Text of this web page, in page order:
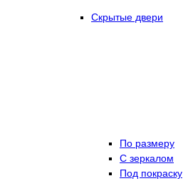
Скрытые двери
По размеру
C зеркалом
Под покраску